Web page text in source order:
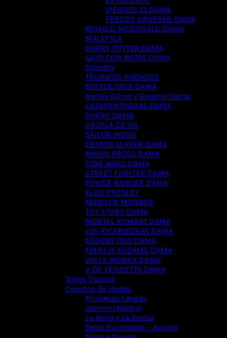
VIERNES 13 DAMA
FREDDY KRUEGER DAMA
RONALD MCDONALD DAMA
MALEFICA
HARRY POTTER DAMA
GATO CON BOTAS DAMA
Dorothy
TRIUNFOS ROBADOS
BEETLEJUICE DAMA
Harley Quinn y Guason Dama
CAZAFANTASMAS DAMA
SHERK DAMA
CRUELA DE VIL
SAILOR MOON
DEMON SLAYER DAMA
MARIO BROSS DAMA
STAR WARS DAMA
STREET FIGHTER DAMA
POWER RANGER DAMA
ELVIS PRESLEY
MARILYN MONROE
TOY STORY DAMA
MORTAL KOMBAT DAMA
LOS PICAPIEDRAS DAMA
SCOOBY DOO DAMA
FAMILIA ADDAMS DAMA
WILLY WONKA DAMA
V DE VENDETTA DAMA
Trajes Típicos
Cuentos de Hadas
Princesas Largas
Jazmin (Aladin)
La Bella y La Bestia
Bella Durmiente – Aurora